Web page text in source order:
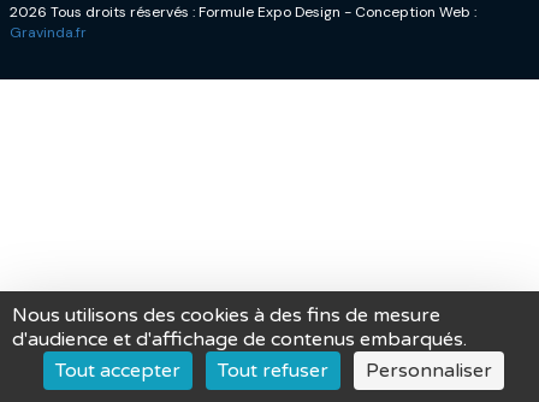
2026 Tous droits réservés : Formule Expo Design - Conception Web :
Gravinda.fr
Nous utilisons des cookies à des fins de mesure
d'audience et d'affichage de contenus embarqués.
Tout accepter
Tout refuser Personnaliser